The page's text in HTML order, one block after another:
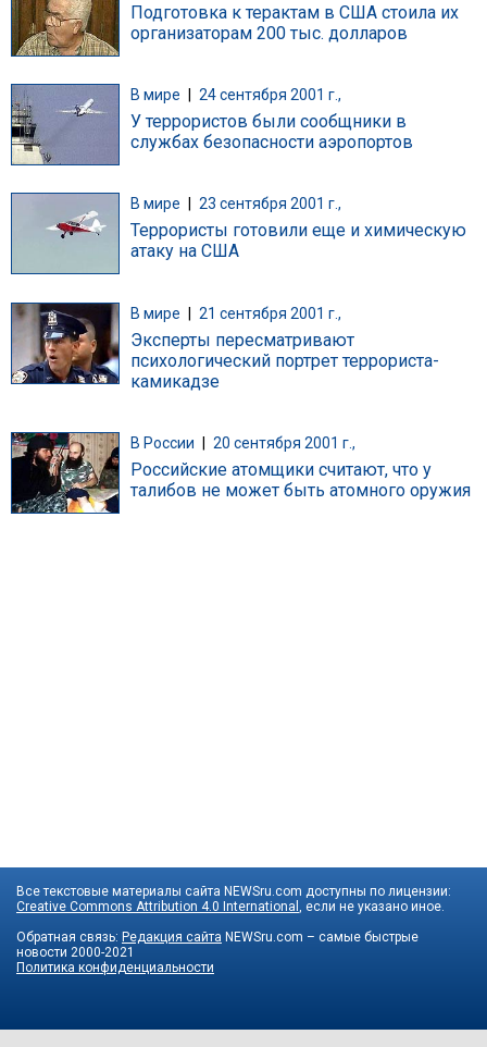
Подготовка к терактам в США стоила их
организаторам 200 тыс. долларов
В мире 24 сентября 2001 г.,
У террористов были сообщники в
службах безопасности аэропортов
В мире 23 сентября 2001 г.,
Террористы готовили еще и химическую
атаку на США
В мире | 21 сентября 2001 г.,
Эксперты пересматривают
психологический портрет террориста-
камикадзе
В России 20 сентября 2001 г.,
Российские атомщики считают, что у
талибов не может быть атомного оружия
Все текстовые материалы сайта NEWSru.com доступны по лицензии:
Creative Commons Attribution 4.0 International , если не указано иное.
Обратная связь: Редакция сайта NEWSru.com – самые быстрые
новости 2000-2021
Политика конфиденциальности